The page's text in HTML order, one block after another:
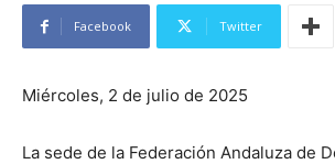
Facebook Twitter
Miércoles, 2 de julio de 2025
La sede de la Federación Andaluza de